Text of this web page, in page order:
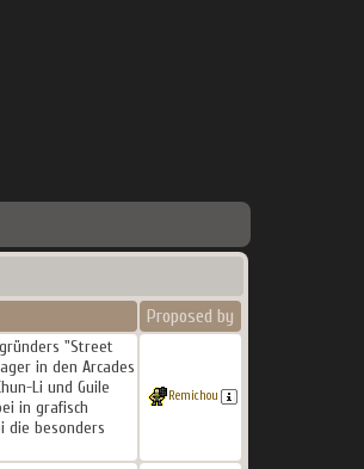
Proposed by
"Street
in den Arcades
Li und Guile
in grafisch
die besonders
Remichou